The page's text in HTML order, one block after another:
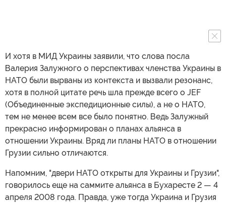
И хотя в МИД Украины заявили, что слова посла
Валерия Залужного о перспективах членства Украины в
НАТО были вырваны из контекста и вызвали резонанс,
хотя в полной цитате речь шла прежде всего о JEF
(Объединенные экспедиционные силы), а не о НАТО,
тем не менее всем все было понятно. Ведь Залужный
прекрасно информирован о планах альянса в
отношении Украины. Вряд ли планы НАТО в отношении
Грузии сильно отличаются.
Напомним, "двери НАТО открыты для Украины и Грузии",
говорилось еще на саммите альянса в Бухаресте 2 — 4
апреля 2008 года. Правда, уже тогда Украина и Грузия